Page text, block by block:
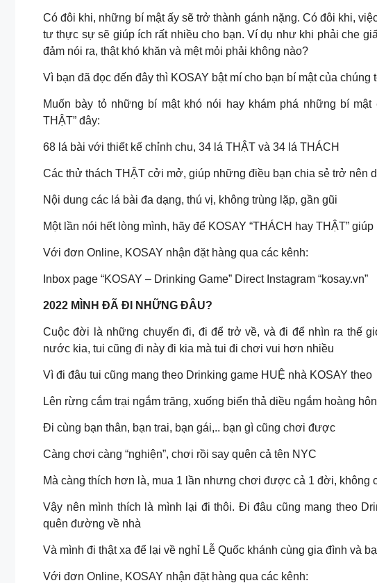
Có đôi khi, những bí mật ấy sẽ trở thành gánh nặng. Có đôi khi,
tư thực sự sẽ giúp ích rất nhiều cho bạn. Ví dụ như khi phải che
đảm nói ra, thật khó khăn và mệt mỏi phải không nào?
Vì bạn đã đọc đến đây thì KOSAY bật mí cho bạn bí mật của chúng
Muốn bày tỏ những bí mật khó nói hay khám phá những bí
THẬT” đây:
68 lá bài với thiết kế chỉnh chu, 34 lá THẬT và 34 lá THÁCH
Các thử thách THẬT cởi mở, giúp những điều bạn chia sẻ trở nên
Nội dung các lá bài đa dạng, thú vị, không trùng lặp, gần gũi
Một lần nói hết lòng mình, hãy để KOSAY “THÁCH hay THẬT” giúp
Với đơn Online, KOSAY nhận đặt hàng qua các kênh:
Inbox page “KOSAY – Drinking Game” Direct Instagram “kosay.vn”
2022 MÌNH ĐÃ ĐI NHỮNG ĐÂU?
Cuộc đời là những chuyến đi, đi để trở về, và đi để nhìn ra thế
nước kia, tui cũng đi này đi kia mà tui đi chơi vui hơn nhiều
Vì đi đâu tui cũng mang theo Drinking game HUỆ nhà KOSAY theo
Lên rừng cắm trại ngắm trăng, xuống biển thả diều ngắm hoàng
Đi cùng bạn thân, bạn trai, bạn gái,.. bạn gì cũng chơi được
Càng chơi càng “nghiện”, chơi rồi say quên cả tên NYC
Mà càng thích hơn là, mua 1 lần nhưng chơi được cả 1 đời, không
Vậy nên mình thích là mình lại đi thôi. Đi đâu cũng mang theo
quên đường về nhà
Và mình đi thật xa để lại về nghỉ Lễ Quốc khánh cùng gia đình và
Với đơn Online, KOSAY nhận đặt hàng qua các kênh: